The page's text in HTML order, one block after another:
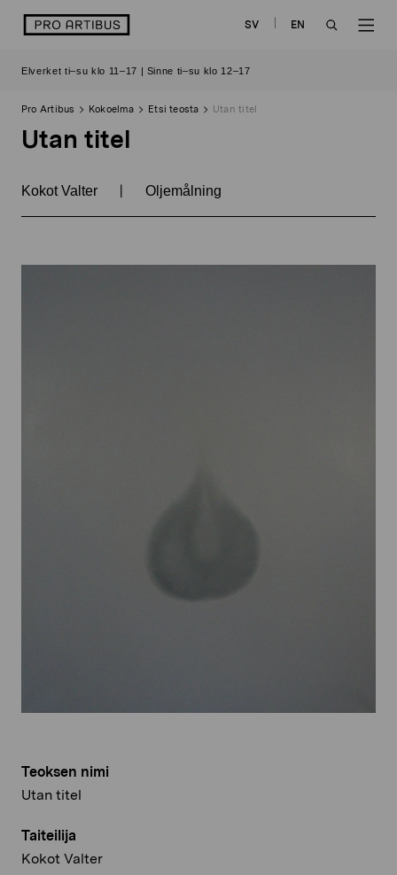
sisältöön
logo SV
EN
Elverket ti–su klo 11–17 | Sinne ti–su klo 12–17
Pro Artibus Kokoelma Etsi teosta Utan titel
Utan titel
Kokot Valter | Oljemålning
Teoksen nimi
Utan titel
Taiteilija
Kokot Valter